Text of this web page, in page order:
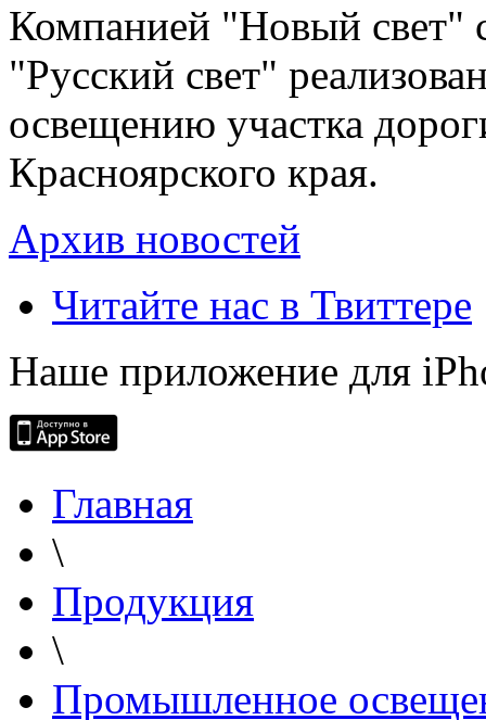
Компанией "Новый свет"
"Русский свет"
освещению участка
Красноярского края.
Архив новостей
Читайте нас в Твиттере
Наше приложение для
Главная
\
Продукция
\
Промышленное